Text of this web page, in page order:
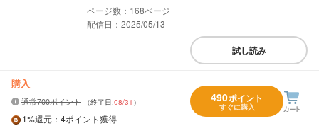
168
配信日：2025/05/13
試し読み
購入
通常700ポイント （終了日:08/31 ）
1%還元 ：4ポイント獲得
490ポイント
すぐに購入